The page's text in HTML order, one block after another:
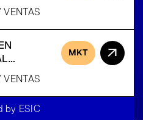
VENTAS
MKT
VENTAS
by ESIC